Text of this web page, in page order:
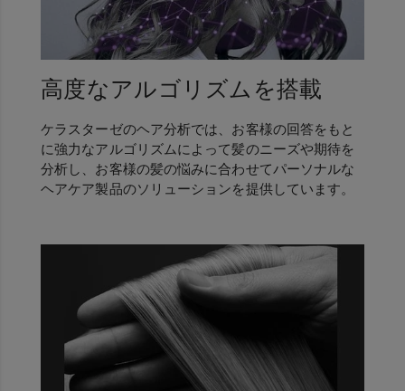
高度なアルゴリズムを搭載
ケラスターゼのヘア分析では、お客様の回答をもと
に強力なアルゴリズムによって髪のニーズや期待を
分析し、お客様の髪の悩みに合わせてパーソナルな
ヘアケア製品のソリューションを提供しています。